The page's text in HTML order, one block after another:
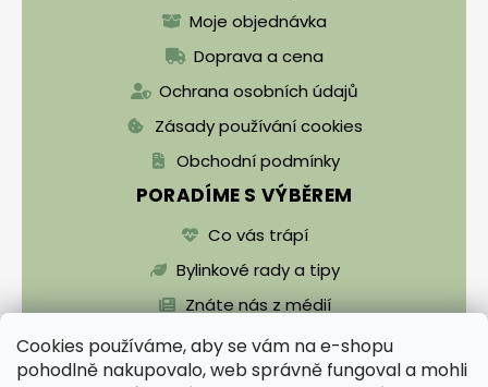
Cookies používáme, aby se vám na e-shopu
pohodlně nakupovalo, web správně fungoval a mohli
Moje objednávka
Doprava a cena
Ochrana osobních údajů
Zásady používání cookies
Obchodní podmínky
PORADÍME S VÝBĚREM
Co vás trápí
Bylinkové rady a tipy
Znáte nás z médií